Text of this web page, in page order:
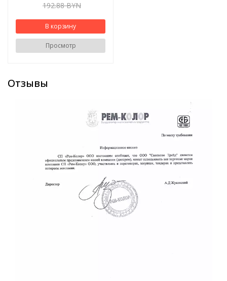
192.88 BYN
В корзину
Просмотр
Отзывы